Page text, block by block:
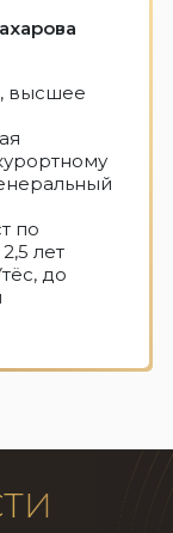
высшее
по
лет
до